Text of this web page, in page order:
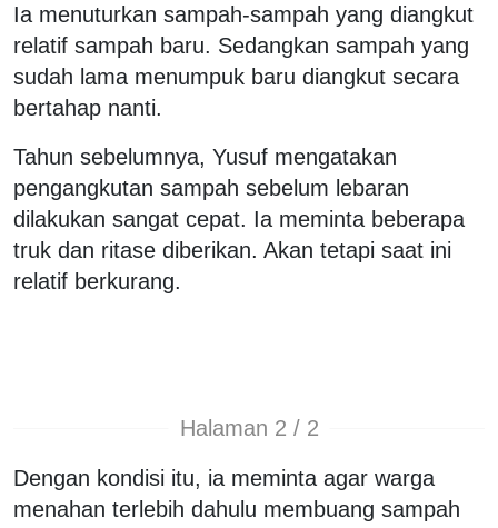
Ia menuturkan sampah-sampah yang diangkut
relatif sampah baru. Sedangkan sampah yang
sudah lama menumpuk baru diangkut secara
bertahap nanti.
Tahun sebelumnya, Yusuf mengatakan
pengangkutan sampah sebelum lebaran
dilakukan sangat cepat. Ia meminta beberapa
truk dan ritase diberikan. Akan tetapi saat ini
relatif berkurang.
Halaman 2 / 2
Dengan kondisi itu, ia meminta agar warga
menahan terlebih dahulu membuang sampah